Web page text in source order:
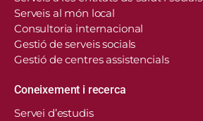
Serveis al món local
Consultoria internacional
Gestió de serveis socials
Gestió de centres assistencials
Coneixement i recerca
Servei d’estudis